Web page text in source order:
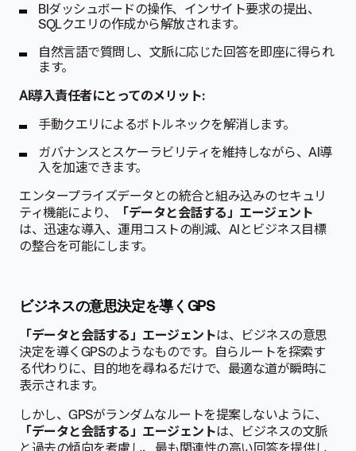
BIダッシュボードの操作、インサイト要求の提出、
SQLクエリの作成から解放されます。
自然言語で質問し、文脈に応じた回答を即座に得られ
ます。
AI導入責任者にとってのメリット:
手動クエリによるボトルネックを解消します。
ガバナンスとスケーラビリティを維持しながら、AI導
入を加速できます。
エンタープライズデータとの統合と組み込みのセキュリ
ティ機能により、
「データと会話する」エージェント
は、迅速な導入、運用コストの削減、AIとビジネス目標
の整合を可能にします。
ビジネスの意思決定を導くGPS
「データと会話する」エージェントは、ビジネスの意思
決定を導くGPSのようなものです。自らルートを探索す
る代わりに、目的地を尋ねるだけで、最適な道が瞬時に
表示されます。
しかし、GPSがランダムなルートを提案しないように、
「データと会話する」エージェントは、ビジネスの文脈
と過去の傾向を考慮し、最も関連性の高い回答を提供し